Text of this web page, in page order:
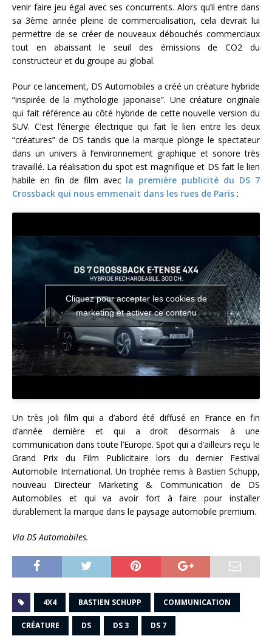
venir faire jeu égal avec ses concurrents. Alors qu’il entre dans
sa 3ème année pleine de commercialisation, cela devrait lui
permettre de se créer de nouveaux débouchés commerciaux
tout en abaissant le seuil des émissions de CO2 du
constructeur et du groupe au global.
Pour ce lancement, DS Automobiles a créé un créature hybride
“inspirée de la mythologie japonaise”. Une créature originale
qui fait référence au côté hybride de cette nouvelle version du
SUV. C’est l’énergie électrique qui fait le lien entre les deux
“créatures” de DS tandis que la marque plonge le spectateur
dans un univers à l’environnement graphique et sonore très
travaillé. La réalisation du spot est magnifique et DS fait le lien
habile en fin de film avec la première publicité du DS 7
Crossback qui nous emmenait dans les rues de Paris :
Cliquez pour accepter les cookies de
marketing et activer ce contenu
Un très joli film qui a d’abord été diffusé en France en fin
d’année dernière et qui a droit désormais à une
communication dans toute l’Europe. Spot qui a d’ailleurs reçu le
Grand Prix du Film Publicitaire lors du dernier Festival
Automobile International. Un trophée remis à Bastien Schupp,
nouveau Directeur Marketing & Communication de DS
Automobiles et qui va avoir fort à faire pour installer
durablement la marque dans le paysage automobile premium.
Via DS Automobiles.
4X4 BASTIEN SCHUPP COMMUNICATION
CRÉATURE DS DS 3 DS 7